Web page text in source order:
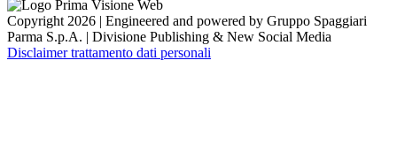
Copyright 2026 | Engineered and powered by Gruppo Spaggiari
Parma S.p.A. | Divisione Publishing & New Social Media
Disclaimer trattamento dati personali